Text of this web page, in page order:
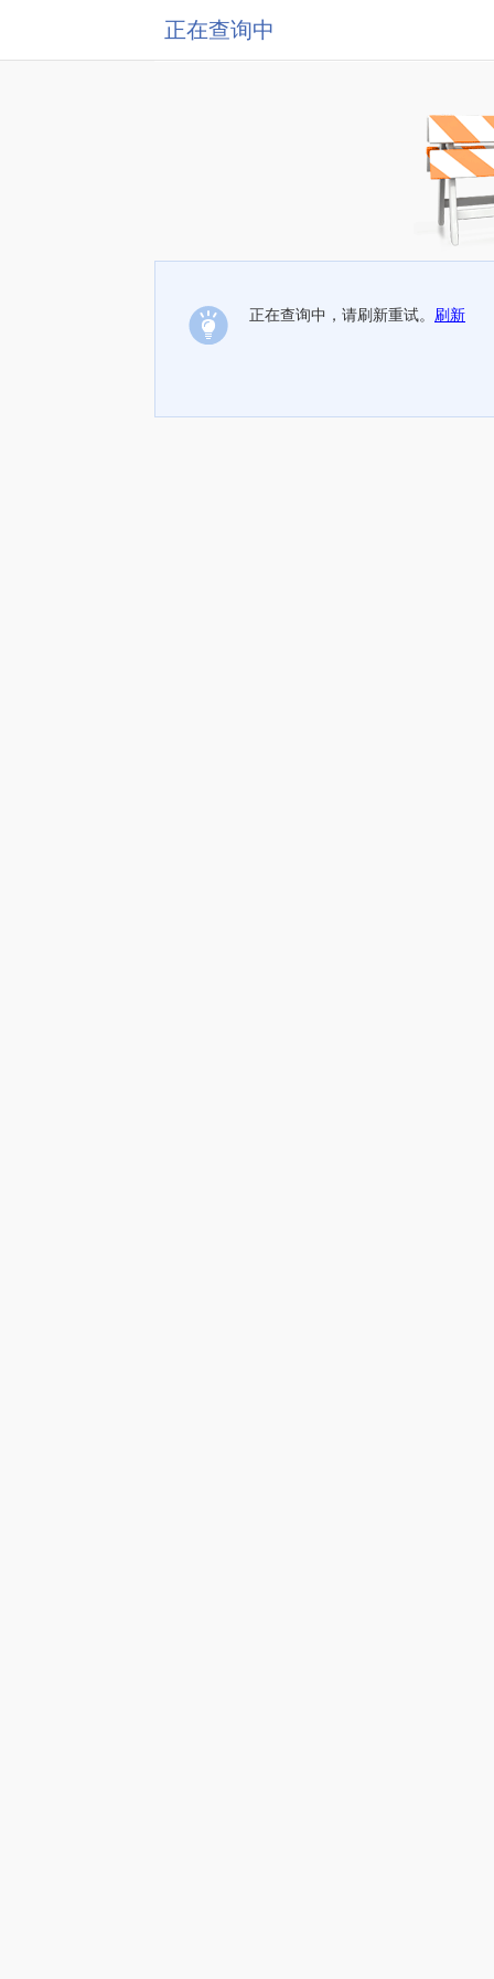
正在查询中
正在查询中，请刷新重试。 刷新